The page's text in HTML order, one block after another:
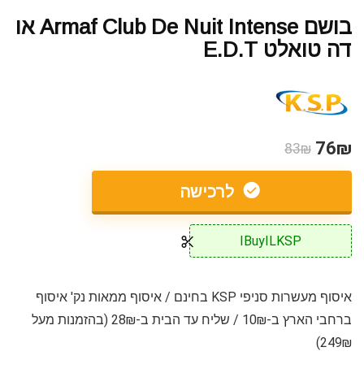
בושם Armaf Club De Nuit Intense או
דה טואלט E.D.T
76₪
83₪
לרכישה
IBuyILKSP
איסוף מעשרות סניפי KSP בחינם / איסוף ממאות נק' איסוף
ברחבי הארץ ב-10₪ / שליח עד הבית ב-28₪ (בהזמנות מעל
249₪)